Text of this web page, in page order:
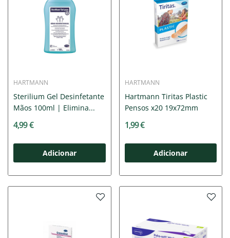
HARTMANN
Sterilium Gel Desinfetante
Mãos 100ml | Elimina...
4,99 €
Adicionar
HARTMANN
Hartmann Tiritas Plastic
Pensos x20 19x72mm
1,99 €
Adicionar